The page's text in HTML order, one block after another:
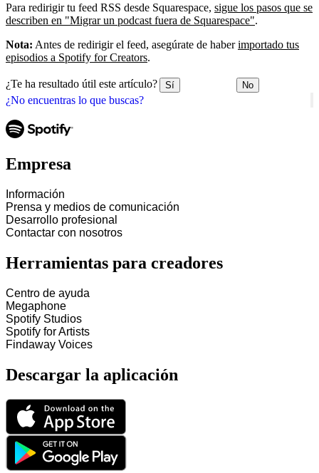
¿No encuentras lo que buscas?
Para redirigir tu feed RSS desde Squarespace, sigue los pasos que se
describen en "Migrar un podcast fuera de Squarespace".
Nota: Antes de redirigir el feed, asegúrate de haberimportado tus
episodios a Spotify for Creators.
¿Te ha resultado útil este artículo? Sí No
Empresa
Información
Prensa y medios de comunicación
Desarrollo profesional
Contactar con nosotros
Herramientas para creadores
Centro de ayuda
Megaphone
Spotify Studios
Spotify for Artists
Findaway Voices
Descargar la aplicación